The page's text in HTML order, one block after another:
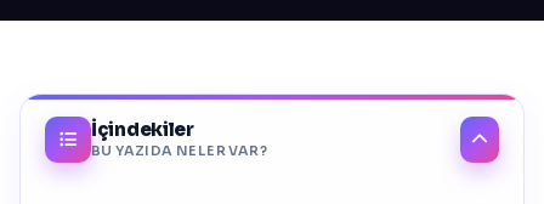
İçindekiler
BU YAZIDA NELER VAR?